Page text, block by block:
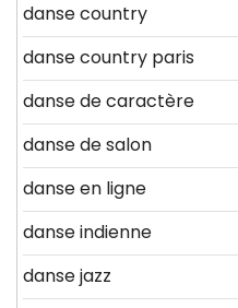
danse country
danse country paris
danse de caractère
danse de salon
danse en ligne
danse indienne
danse jazz